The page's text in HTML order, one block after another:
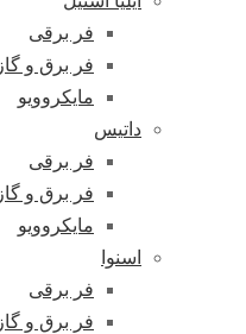
فر برقی
فر برق و گاز
مایکروویو
داتیس
فر برقی
فر برق و گاز
مایکروویو
اسنوا
فر برقی
فر برق و گاز